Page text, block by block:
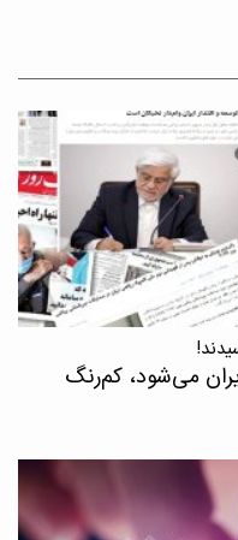
می‌شود، کم‌رنگ